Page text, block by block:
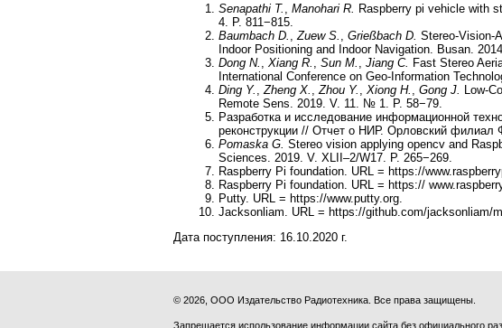
Senapathi T.
Manohari R.
Raspberry pi vehicle with
4. P. 811−815.
Baumbach D.
Zuew S. Grießbach D. Stereo-Vision-
Indoor Positioning and Indoor Navigation. Busan. 2014.
Dong N.
Xiang R. Sun M. Jiang C. Fast Stereo
International Conference on Geo-Information
Ding Y.
Zheng X. Zhou Y. Xiong H. Gong J.
Low-
Remote Sens. 2019. V. 11. № 1. P. 58−79.
Разработка и исследование информационной
реконструкции // Отчет о НИР. Орловский
Pomaska G. Stereo vision applying opencv and
Sciences. 2019. V. XLII–2/W17. P. 265−269.
Raspberry Pi foundation. URL = https://
Raspberry Pi foundation. URL = https://
Putty. URL = https://www.putty.org.
Jacksonliam. URL = https://github.com/jacksonliam/
Дата поступления: 16.10.2020 г.
© 2026, ООО Издательство Радиотехника. Все права защищены.
Запрещается использование информации сайта без официального